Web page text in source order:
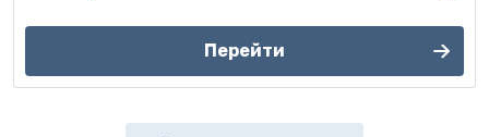
Перейти